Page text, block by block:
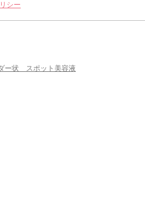
ー状 スポット美容液
シー